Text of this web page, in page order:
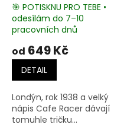
🎯 POTISKNU PRO TEBE •
odesílám do 7–10
pracovních dnů
od 649 Kč
DETAIL
Londýn, rok 1938 a velký
nápis Cafe Racer dávají
tomuhle tričku...